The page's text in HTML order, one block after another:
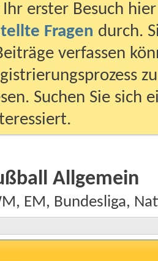
erster Besuch
Fragen durch.
verfassen
Suchen Sie sich
Allgemein
EM, Bundesliga,